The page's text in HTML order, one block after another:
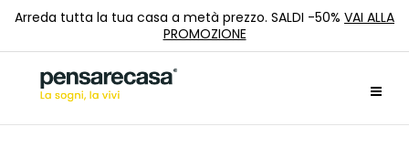
Arreda tutta la tua casa a metà prezzo. SALDI -50% VAI ALLA
PROMOZIONE